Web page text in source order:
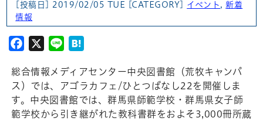
[投稿日] 2019/02/05 TUE [CATEGORY] イベント ,新着
情報
Facebook
X Line
総合情報メディアセンター中央図書館（荒牧キャンパ
ス）では、アゴラカフェ/ひとつばなし22を開催しま
す。中央図書館では、群馬県師範学校・群馬県女子師
範学校から引き継がれた教科書群をおよそ3,000冊所蔵